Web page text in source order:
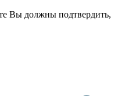
Вы должны подтвердить,